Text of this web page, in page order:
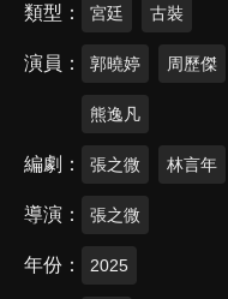
類型 宮廷 古裝
演員 郭曉婷 周歷傑
熊逸凡
編劇 張之微 林言年
導演 張之微
年份 2025